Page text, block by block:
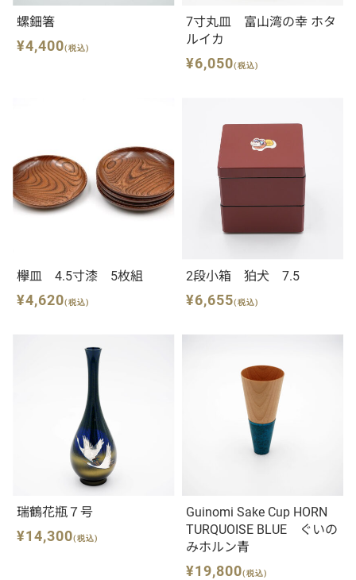
螺鈿箸
¥4,400(税込)
7寸丸皿 富山湾の幸 ホタ
ルイカ
¥6,050(税込)
欅皿 4.5寸漆 5枚組
¥4,620(税込)
2段小箱 狛犬 7.5
¥6,655(税込)
瑞鶴花瓶７号
¥14,300(税込)
Guinomi Sake Cup HORN
TURQUOISE BLUE ぐいの
みホルン青
¥19,800(税込)